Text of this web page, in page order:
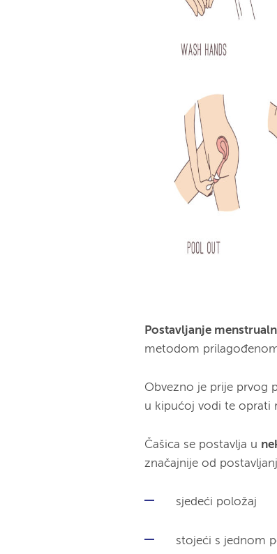
Postavljanje
metodom
Obvezno je prije prvog
u kipućoj vodi te oprati
Čašica se postavlja u
značajnije od
sjedeći položaj
stojeći s jednom